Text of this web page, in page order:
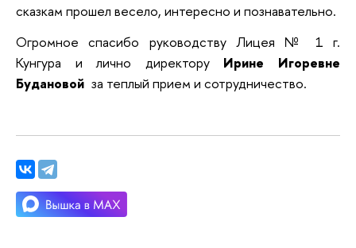
сказкам прошел весело, интересно и познавательно.
Огромное спасибо руководству Лицея № 1 г.
Кунгура и лично директору Ирине Игоревне
Будановой за теплый прием и сотрудничество.